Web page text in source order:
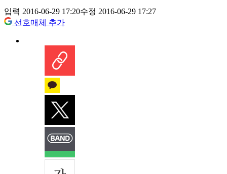
입력 2016-06-29 17:20수정 2016-06-29 17:27
선호매체 추가